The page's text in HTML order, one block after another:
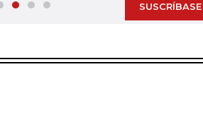
SUSCRÍBASE